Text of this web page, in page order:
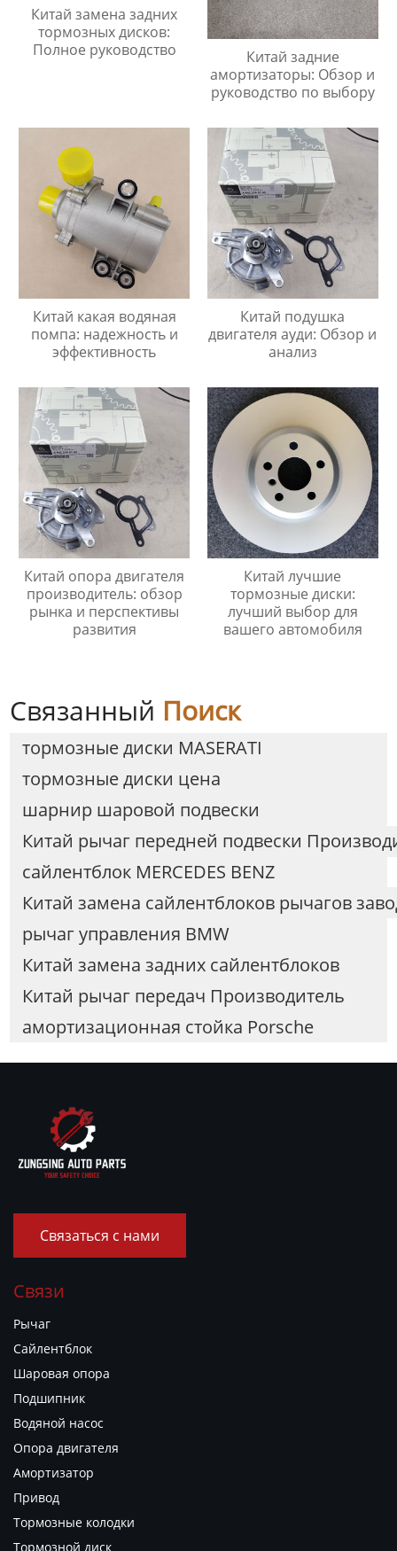
Китай замена задних
тормозных дисков:
Полное руководство
Китай задние
амортизаторы: Обзор и
руководство по выбору
Китай какая водяная
помпа: надежность и
эффективность
Китай подушка
двигателя ауди: Обзор и
анализ
Китай опора двигателя
производитель: обзор
рынка и перспективы
развития
Китай лучшие
тормозные диски:
лучший выбор для
вашего автомобиля
Связанный Поиск
тормозные диски MASERATI
тормозные диски цена
шарнир шаровой подвески
Китай рычаг передней подвески
сайлентблок MERCEDES BENZ
Китай замена сайлентблоков рычагов
рычаг управления BMW
Китай замена задних сайлентблоков
Китай рычаг передач Производитель
амортизационная стойка Porsche
Связаться с нами
Связи
Рычаг
Сайлентблок
Шаровая опора
Подшипник
Водяной насос
Опора двигателя
Амортизатор
Привод
Тормозные колодки
Тормозной диск